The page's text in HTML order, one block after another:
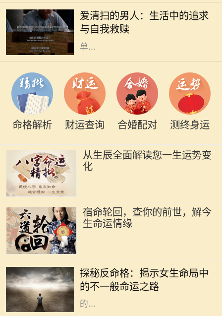
爱清扫的男人：生活中的追求
与自我救赎
注生活质量和内心的宁静。其中，有
一种特别的现象引起了我们的注意：
那些热爱清扫的男人。他们并不是简
单...
命格解析 财运查询 合婚配对 测终身运
从生辰全面解读您一生运势变
化
宿命轮回，查你的前世，解今
生命运情缘
探秘反命格：揭示女生命局中
的不一般命运之路
据其出生时间、地点所形成的命局。
然而，什么是反命格呢？简单来说，
反命格是指与传统命局形成鲜明对照
的...
在瞬息万变的时代，掌握运势的变迁